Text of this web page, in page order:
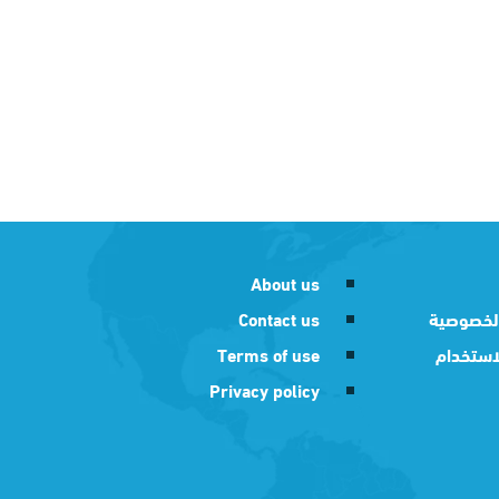
About us
Contact us
Terms of use
Privacy policy